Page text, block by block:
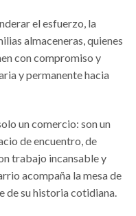
el esfuerzo, la
almaceneras, quienes
con compromiso y
y permanente hacia
un comercio: son un
de encuentro, de
trabajo incansable y
acompaña la mesa de
de su historia cotidiana.